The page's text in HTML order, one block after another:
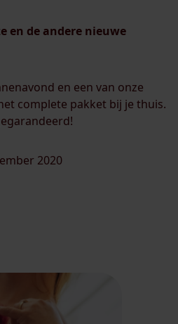
en de andere nieuwe
en een van onze
complete pakket bij je thuis.
2020